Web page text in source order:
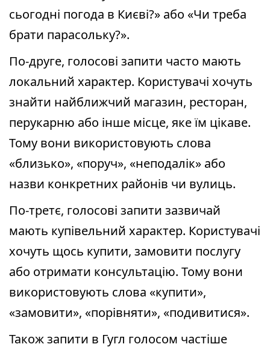
сьогодні погода в Києві?» або «Чи треба
брати парасольку?».
По-друге, голосові запити часто мають
локальний характер. Користувачі хочуть
знайти найближчий магазин, ресторан,
перукарню або інше місце, яке їм цікаве.
Тому вони використовують слова
«близько», «поруч», «неподалік» або
назви конкретних районів чи вулиць.
По-третє, голосові запити зазвичай
мають купівельний характер. Користувачі
хочуть щось купити, замовити послугу
або отримати консультацію. Тому вони
використовують слова «купити»,
«замовити», «порівняти», «подивитися».
Також запити в Гугл голосом частіше